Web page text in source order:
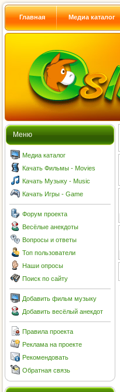
Главная Медиа каталог
Меню
Медиа каталог
Качать Фильмы - Movies
Качать Музыку - Music
Качать Игры - Game
Форум проекта
Весёлые анекдоты
Вопросы и ответы
Топ пользователи
Наши опросы
Поиск по сайту
Добавить фильм музыку
Добавить весёлый анекдот
Правила проекта
Реклама на проекте
Рекомендовать
Обратная связь